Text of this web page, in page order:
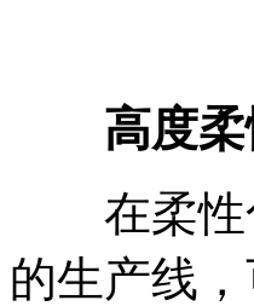
高度柔
在柔性化
的生产线